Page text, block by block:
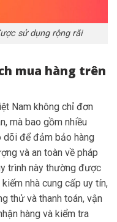
sử dụng rộng rãi
mua hàng trên
Nam không chỉ đơn
mà bao gồm nhiều
dõi để đảm bảo hàng
và an toàn về pháp
trình này thường được
nhà cung cấp uy tín,
thử và thanh toán, vận
hàng và kiểm tra